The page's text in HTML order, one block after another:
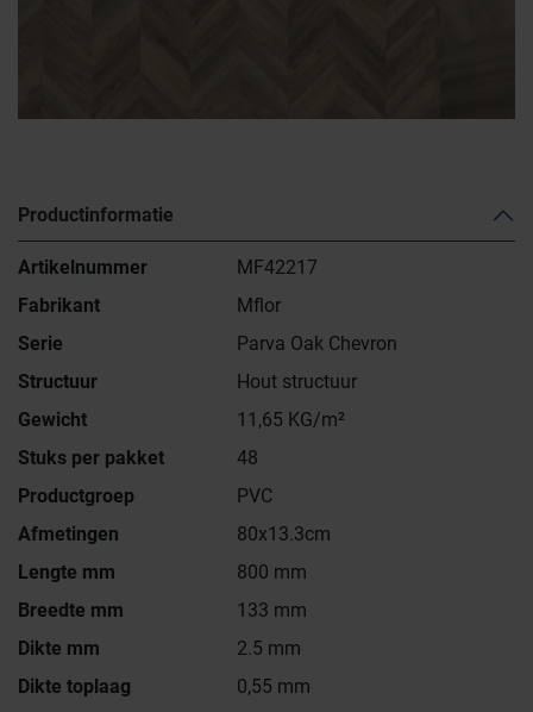
Productinformatie
Artikelnummer
MF42217
Fabrikant
Mflor
Serie
Parva Oak Chevron
Structuur
Hout structuur
Gewicht
11,65 KG/m²
Stuks per pakket
48
Productgroep
PVC
Afmetingen
80x13.3cm
Lengte mm
800 mm
Breedte mm
133 mm
Dikte mm
2.5 mm
Dikte toplaag
0,55 mm